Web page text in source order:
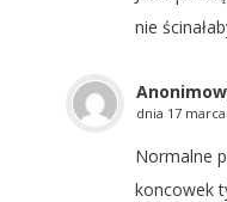
nie
dnia 17
Normalne
koncowek